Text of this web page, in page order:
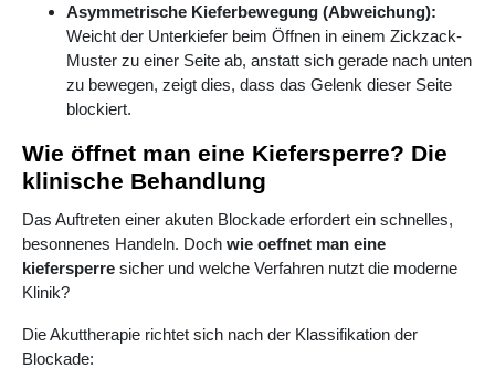
Asymmetrische Kieferbewegung (Abweichung):
Weicht der Unterkiefer beim Öffnen in einem Zickzack-
Muster zu einer Seite ab, anstatt sich gerade nach unten
zu bewegen, zeigt dies, dass das Gelenk dieser Seite
blockiert.
Wie öffnet man eine Kiefersperre? Die
klinische Behandlung
Das Auftreten einer akuten Blockade erfordert ein schnelles,
besonnenes Handeln. Doch wie oeffnet man eine
kiefersperre sicher und welche Verfahren nutzt die moderne
Klinik?
Die Akuttherapie richtet sich nach der Klassifikation der
Blockade: